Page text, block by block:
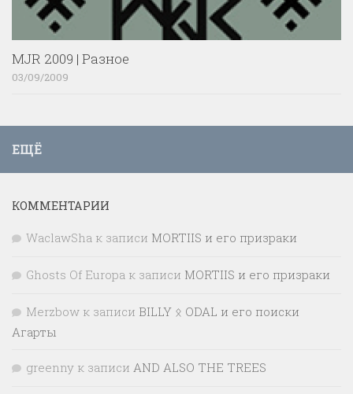
MJR 2009 | Разное
03/09/2009
ЕЩЁ
КОММЕНТАРИИ
WaclawSha к записи MORTIIS и его призраки
Ghosts Of Europa к записи MORTIIS и его призраки
Merzbow к записи BILLY ᛟ ODAL и его поиски
Агарты
greenny к записи AND ALSO THE TREES